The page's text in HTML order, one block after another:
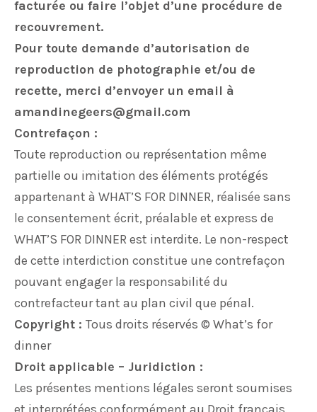
facturée ou faire l’objet d’une procédure de
recouvrement.
Pour toute demande d’autorisation de
reproduction de photographie et/ou de
recette, merci d’envoyer un email à
amandinegeers@gmail.com
Contrefaçon :
Toute reproduction ou représentation même
partielle ou imitation des éléments protégés
appartenant à WHAT’S FOR DINNER, réalisée sans
le consentement écrit, préalable et express de
WHAT’S FOR DINNER est interdite. Le non-respect
de cette interdiction constitue une contrefaçon
pouvant engager la responsabilité du
contrefacteur tant au plan civil que pénal.
Copyright : Tous droits réservés © What’s for
dinner
Droit applicable – Juridiction :
Les présentes mentions légales seront soumises